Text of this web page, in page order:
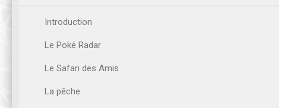
Introduction
Le Poké Radar
Le Safari des Amis
La pêche